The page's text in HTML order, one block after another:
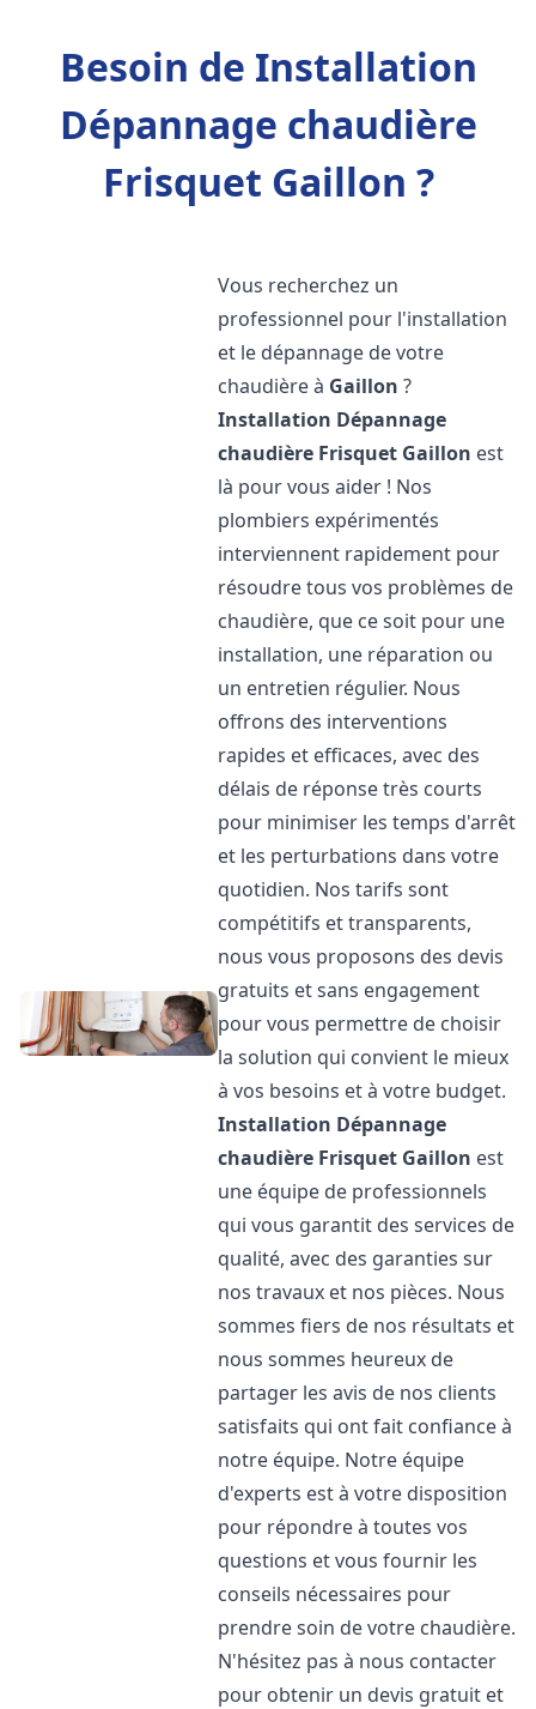
Besoin de Installation
Dépannage chaudière
Frisquet Gaillon ?
Vous recherchez un
professionnel pour l'installation
et le dépannage de votre
chaudière à Gaillon ?
Installation Dépannage
chaudière Frisquet Gaillon est
là pour vous aider ! Nos
plombiers expérimentés
interviennent rapidement pour
résoudre tous vos problèmes de
chaudière, que ce soit pour une
installation, une réparation ou
un entretien régulier. Nous
offrons des interventions
rapides et efficaces, avec des
délais de réponse très courts
pour minimiser les temps d'arrêt
et les perturbations dans votre
quotidien. Nos tarifs sont
compétitifs et transparents,
nous vous proposons des devis
gratuits et sans engagement
pour vous permettre de choisir
la solution qui convient le mieux
à vos besoins et à votre budget.
Installation Dépannage
chaudière Frisquet Gaillon est
une équipe de professionnels
qui vous garantit des services de
qualité, avec des garanties sur
nos travaux et nos pièces. Nous
sommes fiers de nos résultats et
nous sommes heureux de
partager les avis de nos clients
satisfaits qui ont fait confiance à
notre équipe. Notre équipe
d'experts est à votre disposition
pour répondre à toutes vos
questions et vous fournir les
conseils nécessaires pour
prendre soin de votre chaudière.
N'hésitez pas à nous contacter
pour obtenir un devis gratuit et